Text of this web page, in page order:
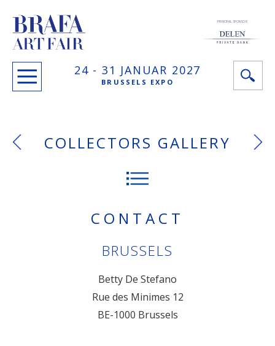
24 - 31 JANUAR 2027
BRUSSELS EXPO
PRINCIPAL SPONSOR
COLLECTORS GALLERY
CONTACT
BRUSSELS
Betty De Stefano
Rue des Minimes 12
BE-1000 Brussels